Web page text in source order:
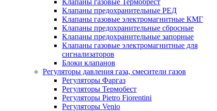
Клапаны газовые Термобрест
Клапаны предохранительные РЕД
Клапаны газовые электромагнитные КМГ
Клапаны предохранительные сбросные
Клапаны предохранительные запорные
Клапаны газовые электромагнитные для
сигнализаторов
Блоки клапанов
Регуляторы давления газа, смесители газов
Регуляторы Фаргаз
Регуляторы Термобест
Регуляторы Pietro Fiorentini
Регуляторы Venio